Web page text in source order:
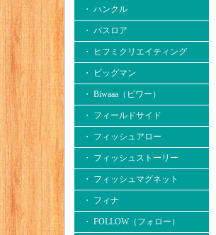
・ ハンクル
・ バスロア
・ ヒフミクリエイティング
・ ビッグマン
・ Biwaaa（ビワー）
・ フィールドサイド
・ フィッシュアロー
・ フィッシュストーリー
・ フィッシュマグネット
・ フィナ
・ FOLLOW（フォロー）